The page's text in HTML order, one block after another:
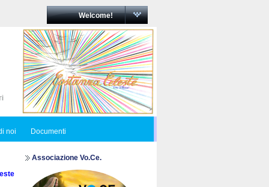
Welcome!
noi Documenti
Associazione Vo.Ce.